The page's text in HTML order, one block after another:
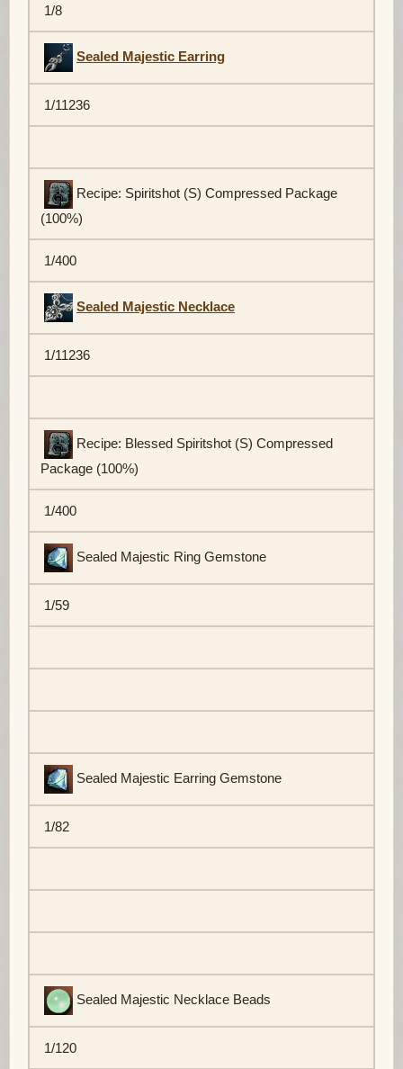
1/8
Sealed Majestic Earring
1/11236
Recipe: Spiritshot (S) Compressed Package
(100%)
1/400
Sealed Majestic Necklace
1/11236
Recipe: Blessed Spiritshot (S) Compressed
Package (100%)
1/400
Sealed Majestic Ring Gemstone
1/59
Sealed Majestic Earring Gemstone
1/82
Sealed Majestic Necklace Beads
1/120